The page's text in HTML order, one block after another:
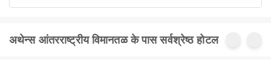
अथेन्स आंतरराष्ट्रीय विमानतळ के पास सर्वश्रेष्ठ होटल